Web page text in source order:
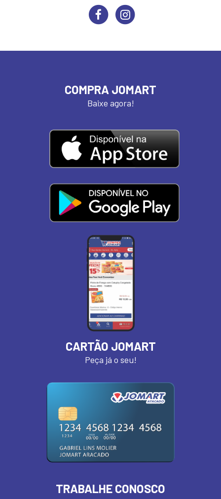
COMPRA JOMART
Baixe agora!
CARTÃO JOMART
Peça já o seu!
TRABALHE CONOSCO